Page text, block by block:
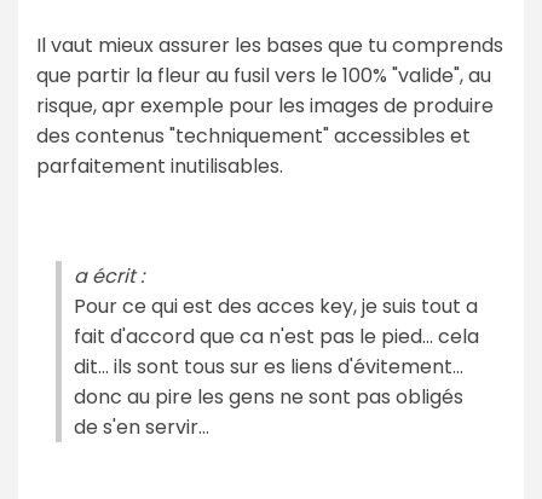
Il vaut mieux assurer les bases que tu comprends
que partir la fleur au fusil vers le 100% "valide", au
risque, apr exemple pour les images de produire
des contenus "techniquement" accessibles et
parfaitement inutilisables.
a écrit :
Pour ce qui est des acces key, je suis tout a
fait d'accord que ca n'est pas le pied... cela
dit... ils sont tous sur es liens d'évitement...
donc au pire les gens ne sont pas obligés
de s'en servir...